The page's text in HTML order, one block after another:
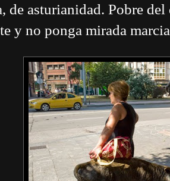
de asturianidad. Pobre
y no ponga mirada